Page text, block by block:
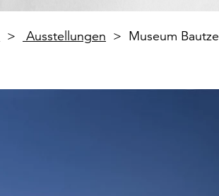
Ausstellungen Museum